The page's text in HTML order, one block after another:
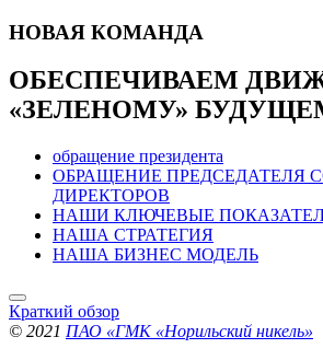
НОВАЯ КОМАНДА
ОБЕСПЕЧИВАЕМ
«ЗЕЛЕНОМУ»
обращение президента
ОБРАЩЕНИЕ ПРЕДСЕДАТЕЛЯ
ДИРЕКТОРОВ
НАШИ КЛЮЧЕВЫЕ
НАША СТРАТЕГИЯ
НАША БИЗНЕС МОДЕЛЬ
Краткий обзор
© 2021 ПАО «ГМК «Норильский никель»